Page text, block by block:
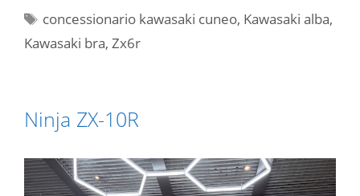
Tag
concessionario kawasaki cuneo, Kawasaki alba,
Kawasaki bra, Zx6r
Ninja ZX-10R